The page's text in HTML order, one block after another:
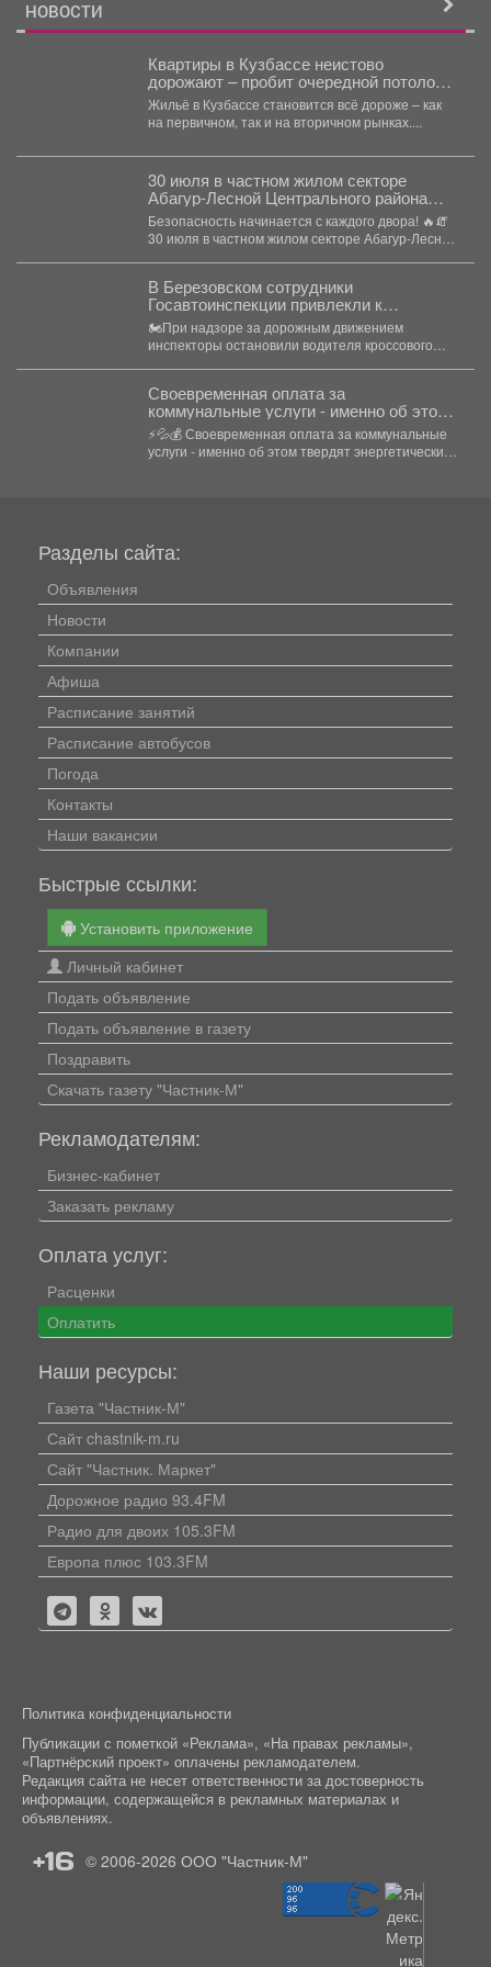
НОВОСТИ
Квартиры в Кузбассе неистово
дорожают – пробит очередной потолок
цен
Жильё в Кузбассе становится всё дороже – как
на первичном, так и на вторичном рынках....
30 июля в частном жилом секторе
Абагур-Лесной Центрального района
состоялся «Единый день профилактики
нарушений пожарной безопасности».
Безопасность начинается с каждого двора! 🔥🧯
30 июля в частном жилом секторе Абагур-Лесной
В Березовском сотрудники
Госавтоинспекции привлекли к
ответственности водителя мотоцикла,
не имеющего права управления
🏍При надзоре за дорожным движением
инспекторы остановили водителя кроссового
Своевременная оплата за
коммунальные услуги - именно об этом
твердят энергетические компании.
⚡💦💰 Своевременная оплата за коммунальные
услуги - именно об этом твердят энергетические
Разделы сайта:
Объявления
Новости
Компании
Афиша
Расписание занятий
Расписание автобусов
Погода
Контакты
Наши вакансии
Быстрые ссылки:
Установить приложение
Личный кабинет
Подать объявление
Подать объявление в газету
Поздравить
Скачать газету "Частник-М"
Рекламодателям:
Бизнес-кабинет
Заказать рекламу
Оплата услуг:
Расценки
Оплатить
Наши ресурсы:
Газета "Частник-М"
Сайт chastnik-m.ru
Сайт "Частник. Маркет"
Дорожное радио 93.4FM
Радио для двоих 105.3FM
Европа плюс 103.3FM
Политика конфиденциальности
Публикации с пометкой «Реклама», «На правах рекламы»,
«Партнёрский проект» оплачены рекламодателем.
Редакция сайта не несет ответственности за достоверность
информации, содержащейся в рекламных материалах и
объявлениях.
+16 © 2006-2026 ООО "Частник-М"